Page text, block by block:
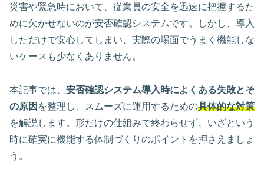
災害や緊急時において、従業員の安全を迅速に把握するた
めに欠かせないのが安否確認システムです。しかし、導入
しただけで安心してしまい、実際の場面でうまく機能しな
いケースも少なくありません。
本記事では、 安否確認システム導入時によくある失敗とそ
の原因 を整理し、スムーズに運用するための具体的な対策
を解説します。形だけの仕組みで終わらせず、いざという
時に確実に機能する体制づくりのポイントを押さえましょ
う。